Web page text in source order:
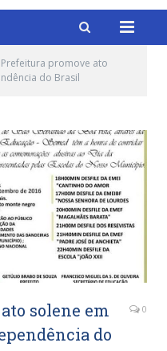
Prefeitura promove ato
do Brasil
solene em
do
0